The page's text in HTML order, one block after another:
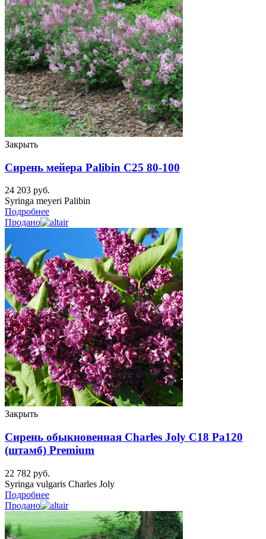
Закрыть
Сирень мейера Palibin C25 80-100
24 203 руб.
Syringa meyeri Palibin
Подробнее
Продано
Закрыть
Сирень обыкновенная Charles Joly C18 Pa120
(штамб) Premium
22 782 руб.
Syringa vulgaris Charles Joly
Подробнее
Продано